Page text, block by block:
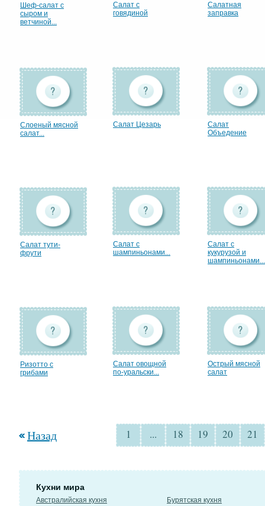
Шеф-салат с
сыром и
ветчиной...
Салат с
говядиной
Салатная
заправка
Слоеный мясной
салат...
Салат Цезарь
Салат
Объедение
Салат тути-
фрути
Салат с
шампиньонами...
Салат с
кукурузой и
шампиньонами...
Ризотто с
грибами
Салат овощной
по-уральски...
Острый мясной
салат
Назад 1 ... 18 19 20 21
Кухни мира
Австралийская кухня
Бурятская кухня